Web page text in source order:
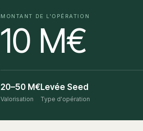
MONTANT DE L'OPÉRATION
10 M€
20–50 M€
Valorisation
Levée Seed
Type d'opération